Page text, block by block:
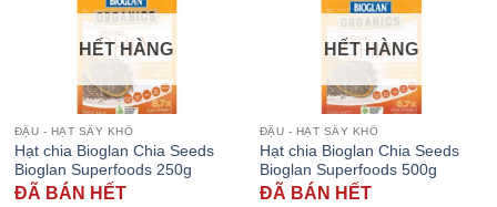
HẾT HÀNG
ĐẬU - HẠT SẤY KHÔ
Hạt chia Bioglan Chia Seeds
Bioglan Superfoods 250g
ĐÃ BÁN HẾT
HẾT HÀNG
ĐẬU - HẠT SẤY KHÔ
Hạt chia Bioglan Chia Seeds
Bioglan Superfoods 500g
ĐÃ BÁN HẾT